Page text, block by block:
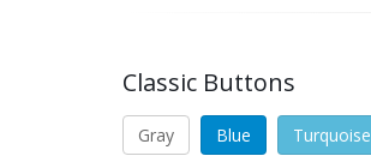
Classic Buttons
Gray Blue Turquoise